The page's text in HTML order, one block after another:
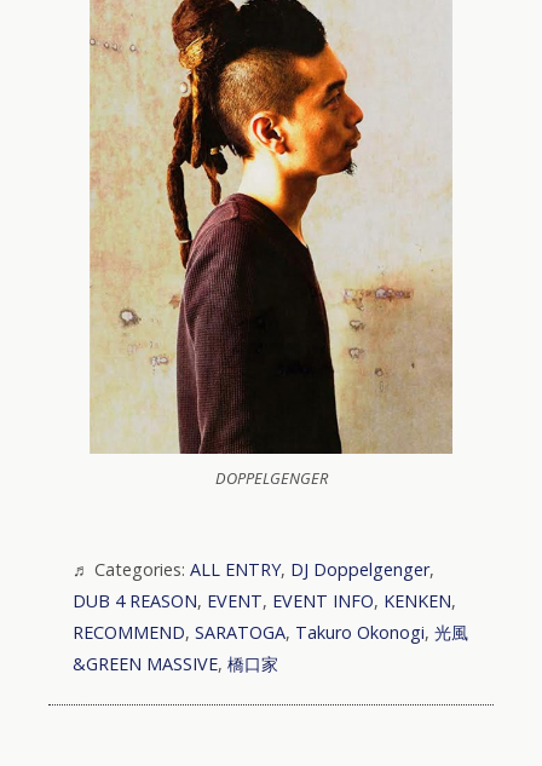
DOPPELGENGER
Categories: ALL ENTRY, DJ Doppelgenger,
DUB 4 REASON, EVENT, EVENT INFO, KENKEN,
RECOMMEND, SARATOGA, Takuro Okonogi, 光風
&GREEN MASSIVE, 橋口家